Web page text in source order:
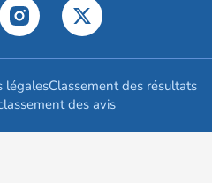
légalesClassement des résultats
des avis